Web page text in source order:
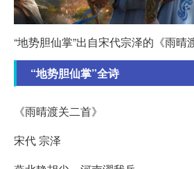
“地势胆仙掌”出自宋代宗泽的《雨晴
“地势胆仙掌”全诗
《雨晴渡关二首》
宋代 宗泽